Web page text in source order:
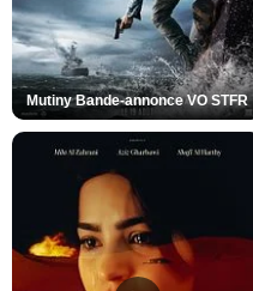
Mutiny Bande-annonce VO STFR